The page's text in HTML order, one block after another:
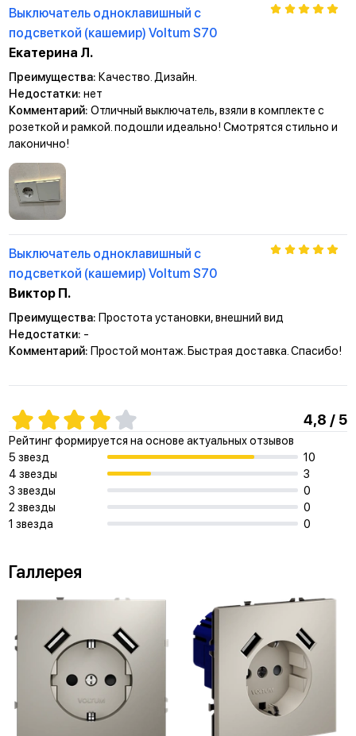
Выключатель одноклавишный с
подсветкой (кашемир) Voltum S70
Екатерина Л.
Преимущества: Качество. Дизайн.
Недостатки: нет
Комментарий: Отличный выключатель, взяли в комплекте с
розеткой и рамкой. подошли идеально! Смотрятся стильно и
лаконично!
Выключатель одноклавишный с
подсветкой (кашемир) Voltum S70
Виктор П.
Преимущества: Простота установки, внешний вид
Недостатки: -
Комментарий: Простой монтаж. Быстрая доставка. Спасибо!
4,8 / 5
Рейтинг формируется на основе актуальных отзывов
5 звезд
10
4 звезды
3
3 звезды
0
2 звезды
0
1 звезда
0
Галлерея